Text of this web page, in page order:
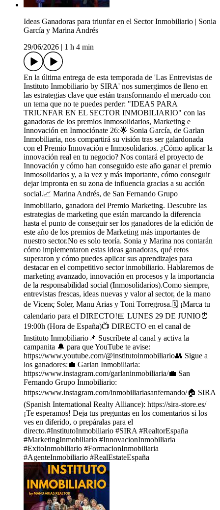
Ideas Ganadoras para triunfar en el Sector Inmobiliario | Sonia
García y Marina Andrés
29/06/2026
1 h 4 min
En la última entrega de esta temporada de 'Las Entrevistas de
Instituto Inmobiliario by SIRA' nos sumergimos de lleno en
las estrategias clave que están transformando el mercado con
un tema que no te puedes perder: "IDEAS PARA
TRIUNFAR EN EL SECTOR INMOBILIARIO" con las
ganadoras de los premios Inmosolidarios, Marketing e
Innovación en Inmociónate 26:🌟 Sonia García, de Garlan
Inmobiliaria, nos compartirá su visión tras ser galardonada
con el Premio Innovación e Inmosolidarios. ¿Cómo aplicar la
innovación real en tu negocio? Nos contará el proyecto de
Innovación y cómo han conseguido este año ganar el premio
Inmosolidarios y, a la vez y más importante, cómo conseguir
dejar impronta en su zona de influencia gracias a su acción
social.📈 Marina Andrés, de San Fernando Grupo
Inmobiliario, ganadora del Premio Marketing. Descubre las
estrategias de marketing que están marcando la diferencia
hasta el punto de conseguir ser los ganadores de la edición de
este año de los premios de Marketing más importantes de
nuestro sector.No es solo teoría. Sonia y Marina nos contarán
cómo implementaron estas ideas ganadoras, qué retos
superaron y cómo puedes aplicar sus aprendizajes para
destacar en el competitivo sector inmobiliario. Hablaremos de
marketing avanzado, innovación en procesos y la importancia
de la responsabilidad social (Inmosolidarios).Como siempre,
entrevistas frescas, ideas nuevas y valor al sector, de la mano
de Vicenç Soler, Manu Arias y Toni Torregrosa.🗓️ ¡Marca tu
calendario para el DIRECTO!📅 LUNES 29 DE JUNIO⏰
19:00h (Hora de España)📺 DIRECTO en el canal de
Instituto Inmobiliario📌 Suscríbete al canal y activa la
campanita 🔔 para que YouTube te avise:
https://www.youtube.com/@institutoinmobiliario👥 Sigue a
los ganadores:💼 Garlan Inmobiliaria:
https://www.instagram.com/garlaninmobiliaria/💼 San
Fernando Grupo Inmobiliario:
https://www.instagram.com/inmobiliariasanfernando/🏠 SIRA
(Spanish International Realty Alliance): https://sira-store.es/
¡Te esperamos! Deja tus preguntas en los comentarios si los
ves en diferido, o prepáralas para el
directo.#InstitutoInmobiliario #SIRA #RealtorEspaña
#MarketingInmobiliario #InnovacionInmobiliaria
#ExitoInmobiliario #FormacionInmobiliaria
#AgenteInmobiliario #RealEstateEspaña